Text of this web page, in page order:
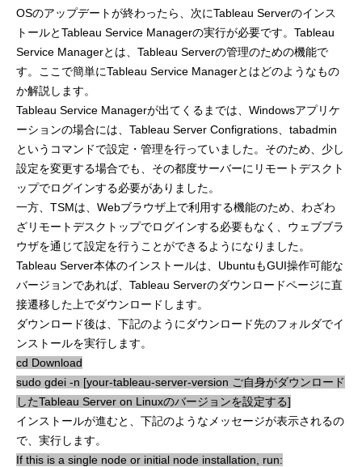
OSのアップデートが終わったら、次にTableau Serverのインス
トールとTableau Service Managerの実行が必要です。Tableau
Service Managerとは、Tableau Serverの管理のための機能で
す。ここで簡単にTableau Service Managerとはどのようなもの
か解説します。
Tableau Service Managerが出てくるまでは、Windowsアプリケ
ーションの場合には、Tableau Server Configrations、tabadmin
というコマンドで設定・管理を行っていました。そのため、少し
設定を変更する場合でも、その都度サーバーにリモートデスクト
ップでログインする必要がありました。
一方、TSMは、Webブラウザ上で利用する機能のため、わざわ
ざリモートデスクトップでログインする必要もなく、ウェブブラ
ウザを通じて設定を行うことができるようになりました。
Tableau Server本体のインストールは、UbuntuもGUI操作可能な
バージョンであれば、Tableau Serverのダウンロードページに直
接遷移した上でダウンロードします。
ダウンロード後は、下記のようにダウンロード先のフォルダでイ
ンストールを実行します。
cd Download
sudo gdei -n [your-tableau-server-version ご自身がダウンロード
したTableau Server on Linuxのバージョンを設定する]
インストールが進むと、下記のようなメッセージが表示されるの
で、実行します。
If this is a single node or initial node installation, run: